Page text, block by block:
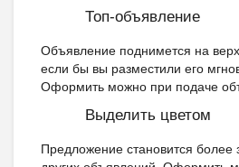
Топ-объявление
Объявление поднимется на
если бы вы разместили его
Оформить можно при подаче
Выделить цветом
Предложение становится более